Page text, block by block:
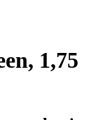
1,75